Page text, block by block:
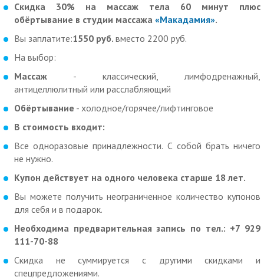
Скидка 30% на массаж тела 60 минут плюс
обёртывание в студии массажа «Макадамия».
Вы заплатите:1550 руб. вместо 2200 руб.
На выбор:
Массаж - классический, лимфодренажный,
антицеллюлитный или расслабляющий
Обёртывание - холодное/горячее/лифтинговое
В стоимость входит:
Все одноразовые принадлежности. С собой брать ничего
не нужно.
Купон действует на одного человека старше 18 лет.
Вы можете получить неограниченное количество купонов
для себя и в подарок.
Необходима предварительная запись по тел.: +7 929
111-70-88
Скидка не суммируется с другими скидками и
спецпредложениями.